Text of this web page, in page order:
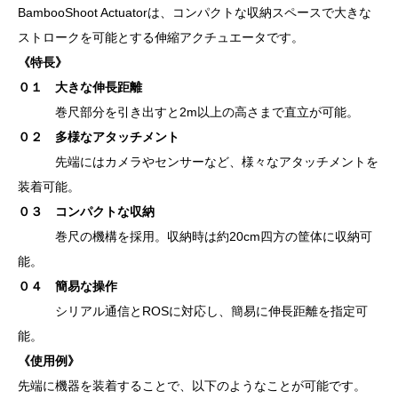
BambooShoot Actuatorは、コンパクトな収納スペースで大きな
ストロークを可能とする伸縮アクチュエータです。
《特長》
０１ 大きな伸長距離
巻尺部分を引き出すと2m以上の高さまで直立が可能。
０２ 多様なアタッチメント
先端にはカメラやセンサーなど、様々なアタッチメントを
装着可能。
０３ コンパクトな収納
巻尺の機構を採用。収納時は約20cm四方の筐体に収納可
能。
０４ 簡易な操作
シリアル通信とROSに対応し、簡易に伸長距離を指定可
能。
《使用例》
先端に機器を装着することで、以下のようなことが可能です。